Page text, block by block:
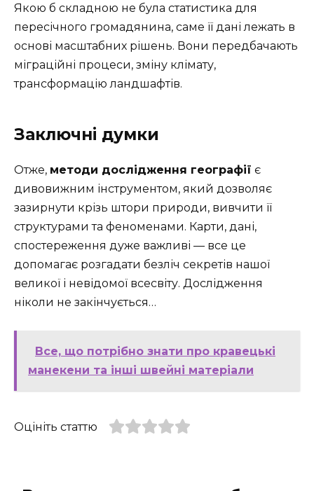
Якою б складною не була статистика для
пересічного громадянина, саме її дані лежать в
основі масштабних рішень. Вони передбачають
міграційні процеси, зміну клімату,
трансформацію ландшафтів.
Заключні думки
Отже, методи дослідження географії є
дивовижним інструментом, який дозволяє
зазирнути крізь штори природи, вивчити її
структурами та феноменами. Карти, дані,
спостереження дуже важливі — все це
допомагає розгадати безліч секретів нашої
великої і невідомої всесвіту. Дослідження
ніколи не закінчується…
Все, що потрібно знати про кравецькі
манекени та інші швейні матеріали
Оцініть статтю